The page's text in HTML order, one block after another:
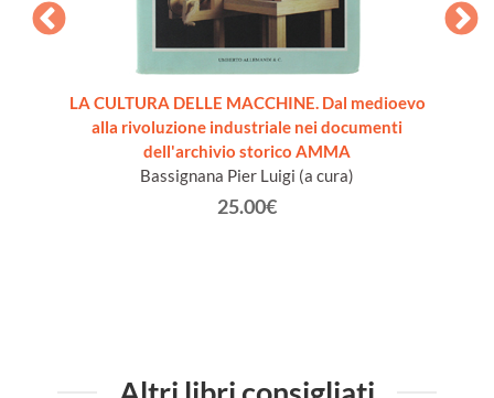
LA CULTURA DELLE MACCHINE. Dal medioevo
alla rivoluzione industriale nei documenti
dell'archivio storico AMMA
Bassignana Pier Luigi (a cura)
25.00€